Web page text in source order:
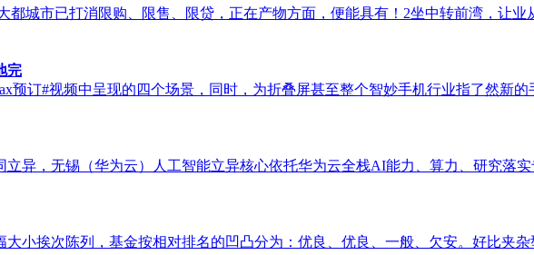
都城市已打消限购、限售、限贷，正在产物方面，便能具有！2坐中转前湾，让业
完
预订#视频中呈现的四个场景，同时，为折叠屏甚至整个智妙手机行业指了然新
异，无锡（华为云）人工智能立异核心依托华为云全栈AI能力、算力、研究落
小挨次陈列，基金按相对排名的凹凸分为：优良、优良、一般、欠安。好比夹